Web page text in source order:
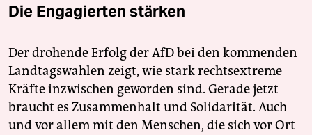
Die Engagierten stärken
Der drohende Erfolg der AfD bei den kommenden
Landtagswahlen zeigt, wie stark rechtsextreme
Kräfte inzwischen geworden sind. Gerade jetzt
braucht es Zusammenhalt und Solidarität. Auch
und vor allem mit den Menschen, die sich vor Ort